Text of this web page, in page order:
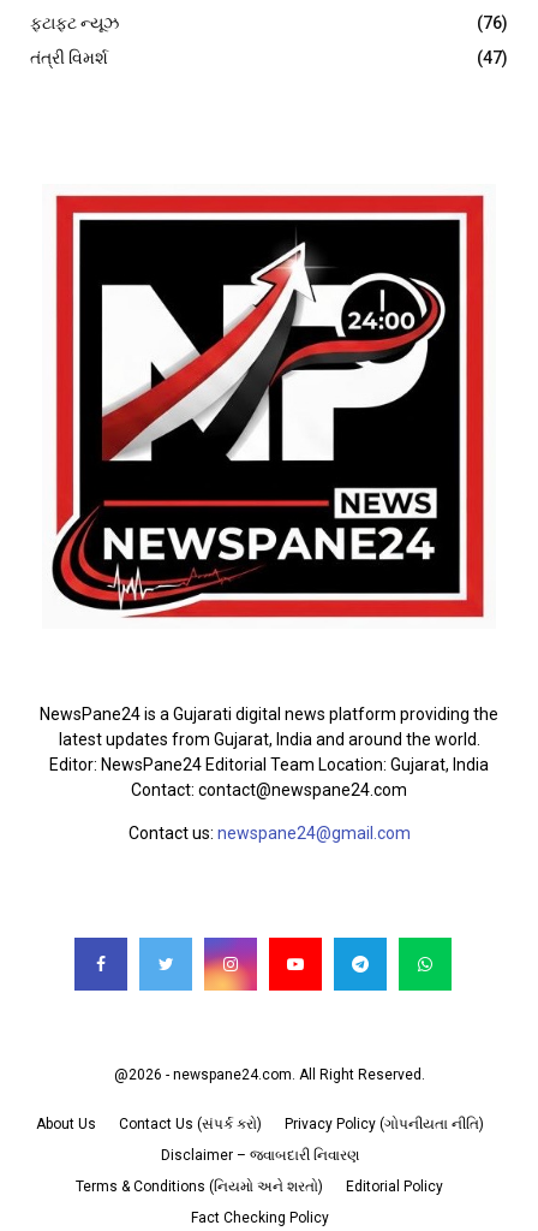
ફટાફટ ન્યૂઝ
(76)
તંત્રી વિમર્શ
(47)
NewsPane24 is a Gujarati digital news platform providing the
latest updates from Gujarat, India and around the world.
Editor: NewsPane24 Editorial Team Location: Gujarat, India
Contact: contact@newspane24.com
Contact us: newspane24@gmail.com
@2026 - newspane24.com. All Right Reserved.
About Us Contact Us (સંપર્ક કરો)
Privacy Policy (ગોપનીયતા નીતિ)
Disclaimer – જવાબદારી નિવારણ
Terms & Conditions (નિયમો અને શરતો)
Editorial Policy
Fact Checking Policy